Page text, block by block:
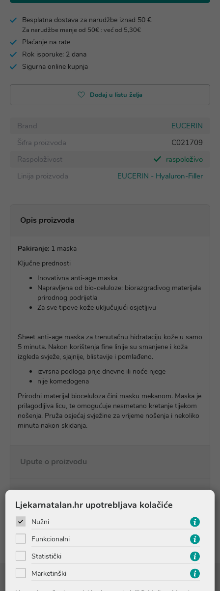
Besplatna dostava za narudžbe iznad 50 €
Za narudžbe manje od 50€ : već od 5,30€
Plaćanje na rate
Rok isporuke: 2 dana
Sigurna online kupnja
Dodaj u listu želja
Brand
EUCERIN
Šifra proizvoda
C021709
Raspoloživost
raspoloživo
Linija proizvoda
EUCERIN - Hyaluron-Filler
Opis proizvoda
Pakiranje: 1 maska
Ključne prednosti
Inovativna anti-age maska
Napravljena od bio-celuloze: biorazgradivog materijala
prirodnog podrijetla
Za sve tipove kože uključujući osjetljivu
Sheet anti-age maska za trenutačnu hidrataciju kože u samo
5 minuta. Nakon korištenja fine linije su smanjene i koža
izgleda svježe, sjajnije, blistavije i pomlađeno.
izvrsna podloga prije dnevne ili noće njege
nije komedogena
Prirodni materijal bioceluloza čini masku mekanom. Maska je
prilagodljiva licu, te omogućuje nesmetano kretanje tijekom
nošenja. Pruža osjećaj svježine za vrijeme nošenja i nekoliko
minuta nakon skidanja.
Upute o proizvodu
Recenzije
Ljekarnatalan.hr upotrebljava kolačiće
Nužni
Funkcionalni
Statistički
Marketinški